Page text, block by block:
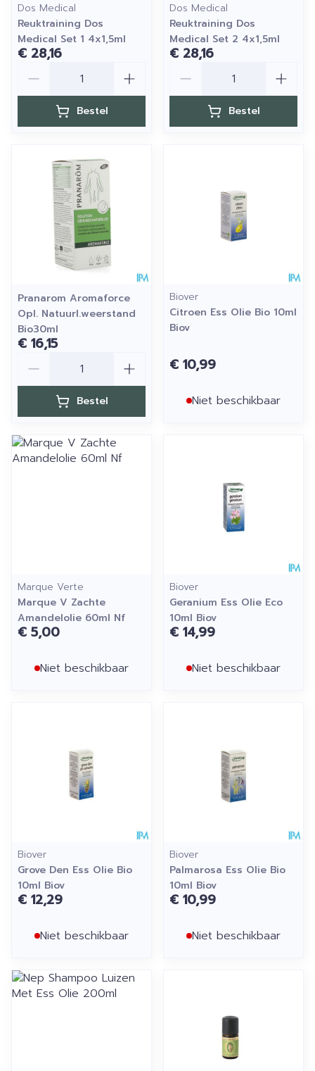
Dos Medical
Reuktraining Dos
Medical Set 1 4x1,5ml
€ 28,16
Bestel
Dos Medical
Reuktraining Dos
Medical Set 2 4x1,5ml
€ 28,16
Bestel
Pranarom Aromaforce
Opl. Natuurl.weerstand
Bio30ml
€ 16,15
Bestel
Biover
Citroen Ess Olie Bio 10ml
Biov
€ 10,99
Niet beschikbaar
Marque Verte
Marque V Zachte
Amandelolie 60ml Nf
€ 5,00
Niet beschikbaar
Biover
Geranium Ess Olie Eco
10ml Biov
€ 14,99
Niet beschikbaar
Biover
Grove Den Ess Olie Bio
10ml Biov
€ 12,29
Niet beschikbaar
Biover
Palmarosa Ess Olie Bio
10ml Biov
€ 10,99
Niet beschikbaar